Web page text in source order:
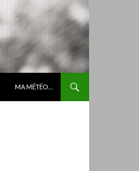
MA MÉTÉO…